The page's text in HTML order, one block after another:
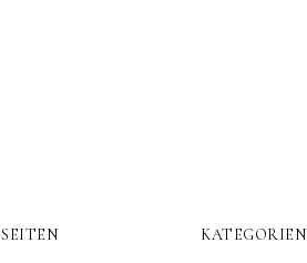
SEITEN KATEGORIEN